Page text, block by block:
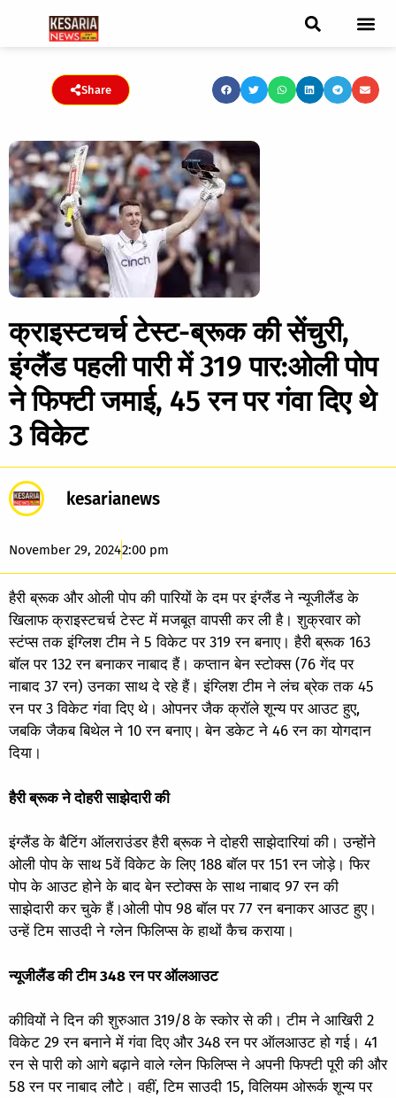
Share
क्राइस्टचर्च टेस्ट-ब्रूक की सेंचुरी,
इंग्लैंड पहली पारी में 319 पार:ओली पोप
ने फिफ्टी जमाई, 45 रन पर गंवा दिए थे
3 विकेट
kesarianews
November 29, 20242:00 pm
हैरी ब्रूक और ओली पोप की पारियों के दम पर इंग्लैंड ने न्यूजीलैंड के
खिलाफ क्राइस्टचर्च टेस्ट में मजबूत वापसी कर ली है। शुक्रवार को
स्टंप्स तक इंग्लिश टीम ने 5 विकेट पर 319 रन बनाए। हैरी ब्रूक 163
बॉल पर 132 रन बनाकर नाबाद हैं। कप्तान बेन स्टोक्स (76 गेंद पर
नाबाद 37 रन) उनका साथ दे रहे हैं। इंग्लिश टीम ने लंच ब्रेक तक 45
रन पर 3 विकेट गंवा दिए थे। ओपनर जैक क्रॉले शून्य पर आउट हुए,
जबकि जैकब बिथेल ने 10 रन बनाए। बेन डकेट ने 46 रन का योगदान
दिया।
हैरी ब्रूक ने दोहरी साझेदारी की
इंग्लैंड के बैटिंग ऑलराउंडर हैरी ब्रूक ने दोहरी साझेदारियां की। उन्होंने
ओली पोप के साथ 5वें विकेट के लिए 188 बॉल पर 151 रन जोड़े। फिर
पोप के आउट होने के बाद बेन स्टोक्स के साथ नाबाद 97 रन की
साझेदारी कर चुके हैं।ओली पोप 98 बॉल पर 77 रन बनाकर आउट हुए।
उन्हें टिम साउदी ने ग्लेन फिलिप्स के हाथों कैच कराया।
न्यूजीलैंड की टीम 348 रन पर ऑलआउट
कीवियों ने दिन की शुरुआत 319/8 के स्कोर से की। टीम ने आखिरी 2
विकेट 29 रन बनाने में गंवा दिए और 348 रन पर ऑलआउट हो गई। 41
रन से पारी को आगे बढ़ाने वाले ग्लेन फिलिप्स ने अपनी फिफ्टी पूरी की और
58 रन पर नाबाद लौटे। वहीं, टिम साउदी 15, विलियम ओरूर्क शून्य पर